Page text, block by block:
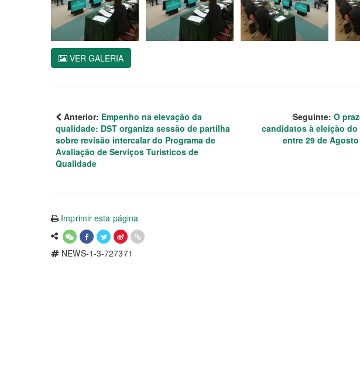
VER GALERIA
Anterior: Empenho na elevação da
qualidade: DST organiza sessão de partilha
sobre revisão intercalar do Programa de
Avaliação de Serviços Turísticos de
Qualidade
Seguinte: O
candidatos à eleição
entre 29 de
Imprimir esta página
NEWS-1-3-727371